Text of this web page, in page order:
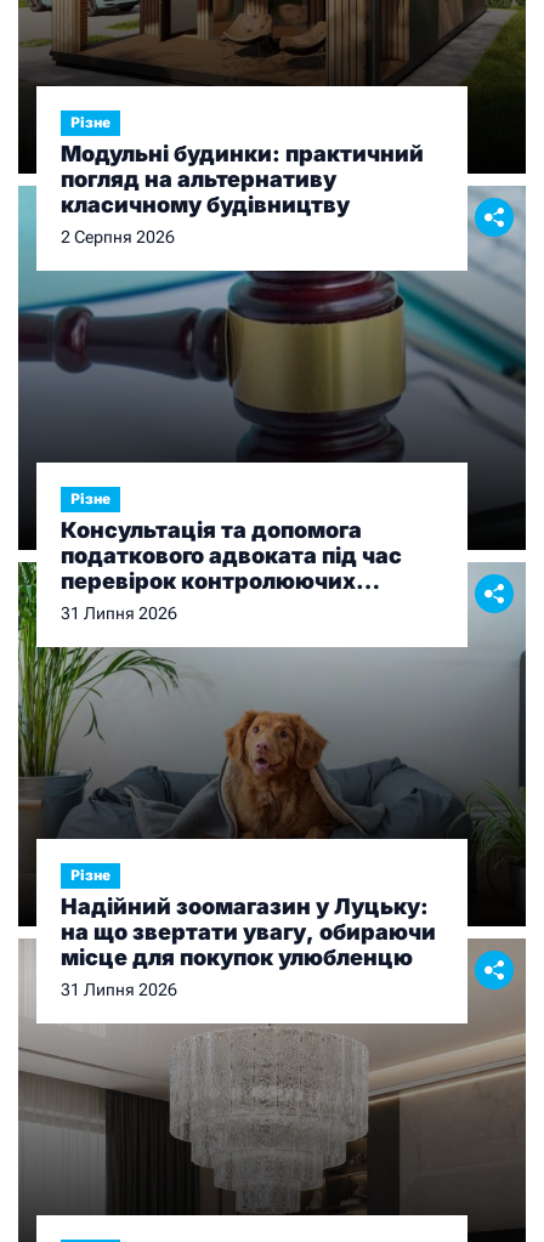
Різне
Модульні будинки: практичний
погляд на альтернативу
класичному будівництву
2 Серпня 2026
Різне
Консультація та допомога
податкового адвоката під час
перевірок контролюючих
органів
31 Липня 2026
Різне
Надійний зоомагазин у Луцьку:
на що звертати увагу, обираючи
місце для покупок улюбленцю
31 Липня 2026